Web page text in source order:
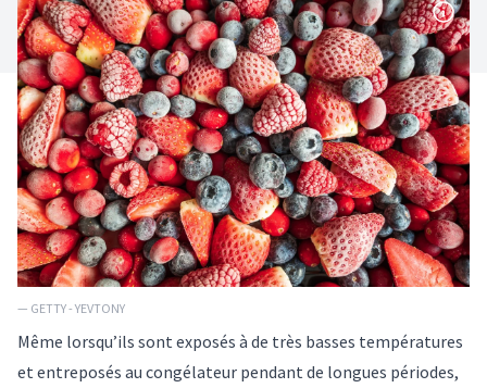
— GETTY - YEVTONY
Même lorsqu’ils sont exposés à de très basses températures
et entreposés au congélateur pendant de longues périodes,